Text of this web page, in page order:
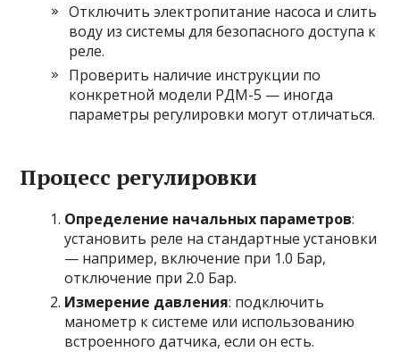
Отключить электропитание насоса и слить
воду из системы для безопасного доступа к
реле.
Проверить наличие инструкции по
конкретной модели РДМ-5 — иногда
параметры регулировки могут отличаться.
Процесс регулировки
Определение начальных параметров:
установить реле на стандартные установки
— например, включение при 1.0 Бар,
отключение при 2.0 Бар.
Измерение давления: подключить
манометр к системе или использованию
встроенного датчика, если он есть.